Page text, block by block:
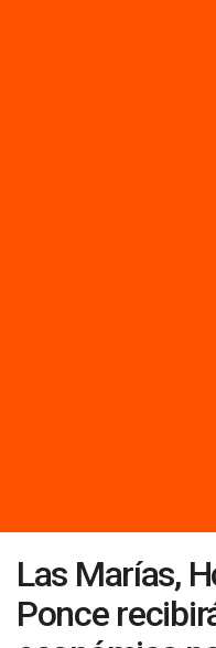
Las Marías,
Ponce